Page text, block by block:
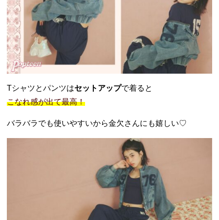
Tシャツとパンツはセットアップで着ると
こなれ感が出て最高！
バラバラでも使いやすいから金欠さんにも嬉しい♡